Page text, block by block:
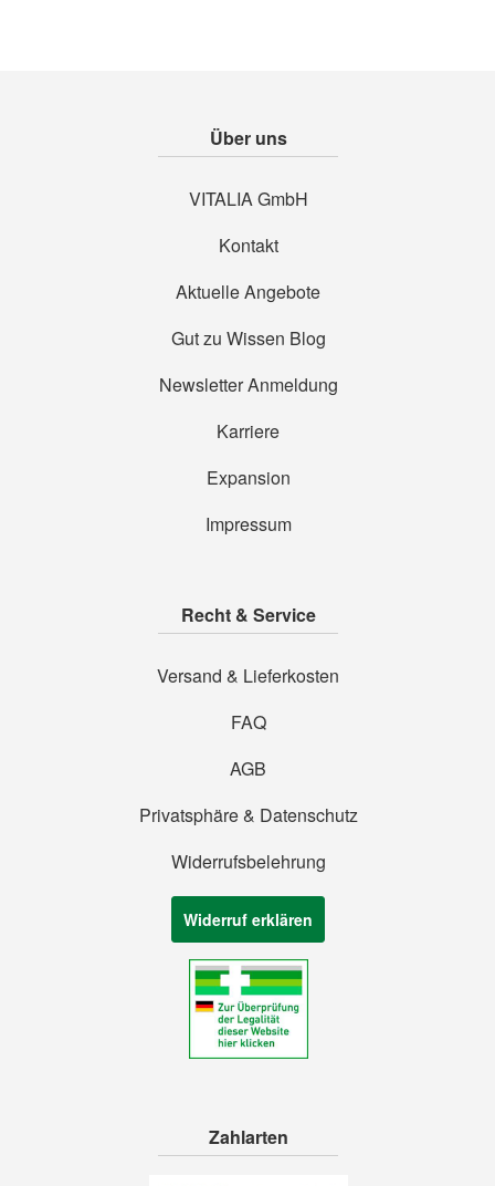
Über uns
VITALIA GmbH
Kontakt
Aktuelle Angebote
Gut zu Wissen Blog
Newsletter Anmeldung
Karriere
Expansion
Impressum
Recht & Service
Versand & Lieferkosten
FAQ
AGB
Privatsphäre & Datenschutz
Widerrufsbelehrung
Widerruf erklären
Zahlarten